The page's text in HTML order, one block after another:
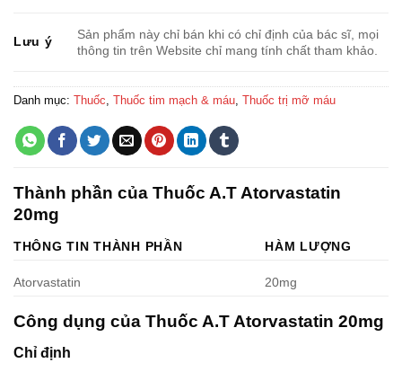
Lưu ý
Sản phẩm này chỉ bán khi có chỉ định của bác sĩ, mọi
thông tin trên Website chỉ mang tính chất tham khảo.
Danh mục: Thuốc Thuốc tim mạch & máu Thuốc trị mỡ máu
Thành phần của Thuốc A.T Atorvastatin
20mg
THÔNG TIN THÀNH PHẦN HÀM LƯỢNG
Atorvastatin 20mg
Công dụng của Thuốc A.T Atorvastatin 20mg
Chỉ định